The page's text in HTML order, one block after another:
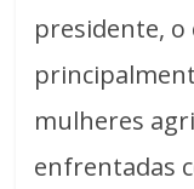
presidente,
mulheres
enfrentadas